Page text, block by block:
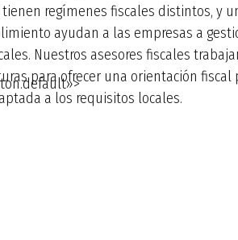
regímenes fiscales distintos, y
ayudan a las empresas a
Nuestros asesores fiscales
para ofrecer una orientación fiscal
a los requisitos locales.